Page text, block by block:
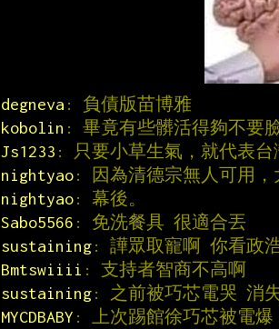
degneva : 負債版苗博雅
kobolin : 畢竟有些髒活得夠不要
Js1233 : 只要小草生氣，就代表台
nightyao: 因為清德宗無人可用，
nightyao: 幕後。
Sabo5566 : 免洗餐具 很適合丟
sustaining: 譁眾取寵啊 你看政
Bmtswiiii : 支持者智商不高啊
sustaining: 之前被巧芯電哭 消
MYCDBABY : 上次踢館徐巧芯被電爆